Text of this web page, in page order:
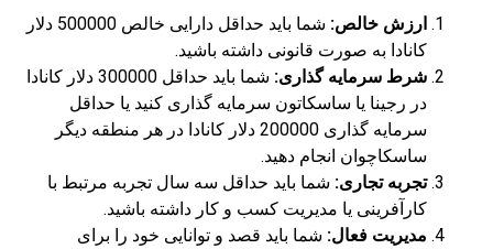
ارزش خالص:
شما باید حداقل دارایی خالص 500000 دلار
کانادا به صورت قانونی داشته باشید.
شرط سرمایه گذاری:
شما باید حداقل 300000 دلار کانادا
در رجینا یا ساسکاتون سرمایه گذاری کنید یا حداقل
سرمایه گذاری 200000 دلار کانادا در هر منطقه دیگر
ساسکاچوان انجام دهید.
تجربه تجاری: شما باید حداقل سه سال تجربه مرتبط با
کارآفرینی یا مدیریت کسب و کار داشته باشید.
مدیریت فعال: شما باید قصد و توانایی خود را برای